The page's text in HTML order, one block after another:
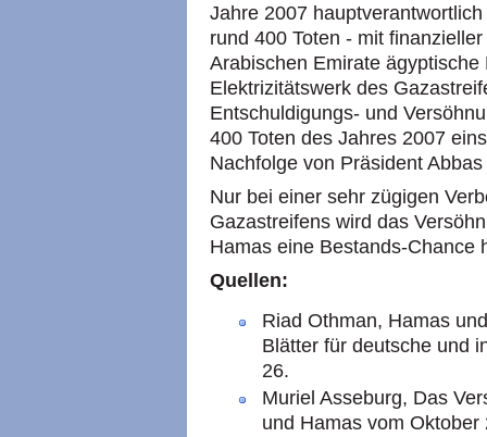
Jahre 2007
rund 400 Toten - mit
Arabischen Emirate
Elektrizitätswerk des
Entschuldigungs- und
400 Toten des Jahres 2007
Nachfolge von Präsident
Nur bei einer sehr zügigen
Gazastreifens wird das
Hamas eine Bestands-Chance
Quellen:
Riad Othman, Hamas
Blätter für deutsche und
26.
Muriel Asseburg, Das
und Hamas vom